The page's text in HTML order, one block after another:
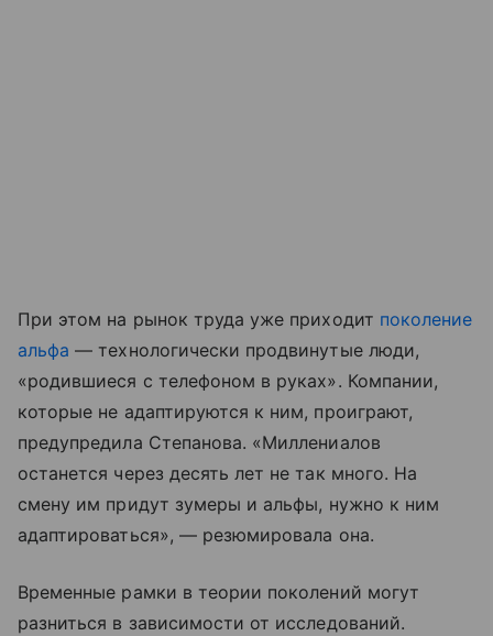
При этом на рынок труда уже приходит поколение
альфа — технологически продвинутые люди,
«родившиеся с телефоном в руках». Компании,
которые не адаптируются к ним, проиграют,
предупредила Степанова. «Миллениалов
останется через десять лет не так много. На
смену им придут зумеры и альфы, нужно к ним
адаптироваться», — резюмировала она.
Временные рамки в теории поколений могут
разниться в зависимости от исследований.